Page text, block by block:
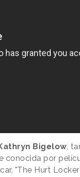
Bigelow,
conocida por
"The Hurt